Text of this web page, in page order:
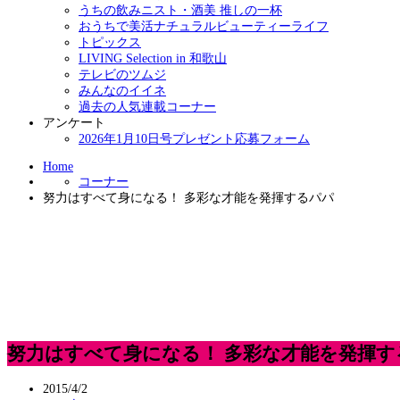
うちの飲みニスト・酒美 推しの一杯
おうちで美活ナチュラルビューティーライフ
トピックス
LIVING Selection in 和歌山
テレビのツムジ
みんなのイイネ
過去の人気連載コーナー
アンケート
2026年1月10日号プレゼント応募フォーム
Home
コーナー
努力はすべて身になる！ 多彩な才能を発揮するパパ
努力はすべて身になる！ 多彩な才能を発揮
2015/4/2